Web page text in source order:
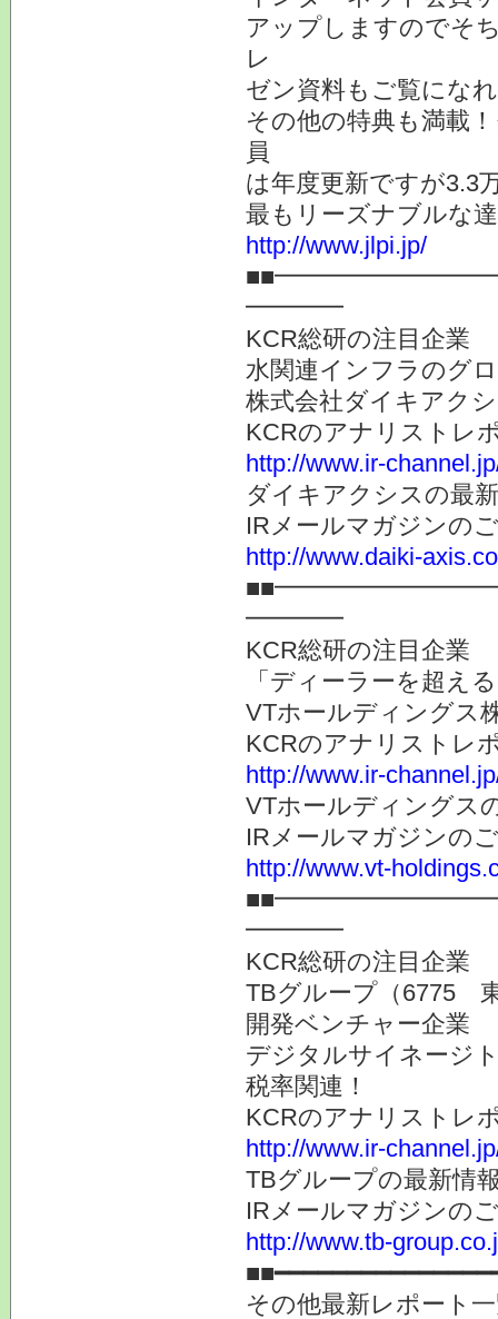
アップしますのでそ
レ
ゼン資料もご覧にな
その他の特典も満載
員
は年度更新ですが3.3
最もリーズナブル
http://www.jlpi.jp/
━━━━
KCR総研の注目企業
水関連インフラのグ
株式会社ダイキアク
KCRのアナリストレ
http://www.ir-
ダイキアクシスの最
IRメールマガジンの
http://www.daiki-
━━━━
KCR総研の注目企業
「ディーラーを超え
VTホールディングス
KCRのアナリストレ
http://www.ir-
VTホールディングス
IRメールマガジンの
http://www.vt-
━━━━
KCR総研の注目企業
TBグループ（6775
開発ベンチャー企業
デジタルサイネージ
税率関連！
KCRのアナリストレ
http://www.ir-
TBグループの最新情
IRメールマガジンの
http://www.tb-
その他最新レポート